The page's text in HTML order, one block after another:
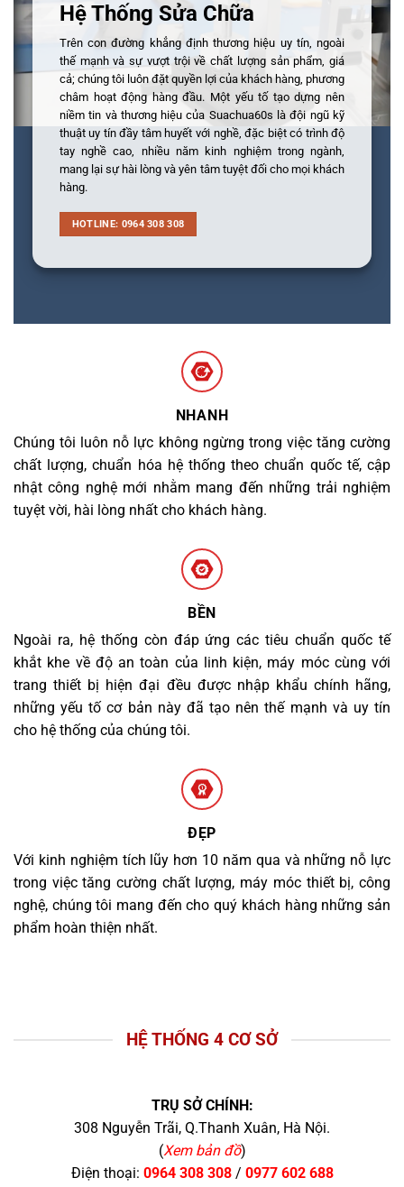
Hệ Thống Sửa Chữa
Trên con đường khẳng định thương hiệu uy tín, ngoài
thế mạnh và sự vượt trội về chất lượng sản phẩm, giá
cả; chúng tôi luôn đặt quyền lợi của khách hàng, phương
châm hoạt động hàng đầu. Một yếu tố tạo dựng nên
niềm tin và thương hiệu của Suachua60s là đội ngũ kỹ
thuật uy tín đầy tâm huyết với nghề, đặc biệt có trình độ
tay nghề cao, nhiều năm kinh nghiệm trong ngành,
mang lại sự hài lòng và yên tâm tuyệt đối cho mọi khách
hàng.
HOTLINE: 0964 308 308
NHANH
Chúng tôi luôn nỗ lực không ngừng trong việc tăng cường
chất lượng, chuẩn hóa hệ thống theo chuẩn quốc tế, cập
nhật công nghệ mới nhằm mang đến những trải nghiệm
tuyệt vời, hài lòng nhất cho khách hàng.
BỀN
Ngoài ra, hệ thống còn đáp ứng các tiêu chuẩn quốc tế
khắt khe về độ an toàn của linh kiện, máy móc cùng với
trang thiết bị hiện đại đều được nhập khẩu chính hãng,
những yếu tố cơ bản này đã tạo nên thế mạnh và uy tín
cho hệ thống của chúng tôi.
ĐẸP
Với kinh nghiệm tích lũy hơn 10 năm qua và những nỗ lực
trong việc tăng cường chất lượng, máy móc thiết bị, công
nghệ, chúng tôi mang đến cho quý khách hàng những sản
phẩm hoàn thiện nhất.
HỆ THỐNG 4 CƠ SỞ
TRỤ SỞ CHÍNH:
308 Nguyễn Trãi, Q.Thanh Xuân, Hà Nội.
(Xem bản đồ)
Điện thoại: 0964 308 308/ 0977 602 688